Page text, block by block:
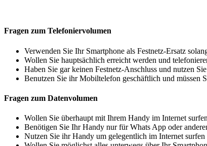
Fragen zum Telefoniervolumen
Verwenden Sie Ihr Smartphone als Festnetz-Ersatz
Wollen Sie hauptsächlich erreicht werden und
Haben Sie gar keinen Festnetz-Anschluss und nutzen
Benutzen Sie ihr Mobiltelefon geschäftlich und müssen
Fragen zum Datenvolumen
Wollen Sie überhaupt mit Ihrem Handy im Internet
Benötigen Sie Ihr Handy nur für Whats App oder
Nutzen Sie ihr Handy um gelegentlich im Internet